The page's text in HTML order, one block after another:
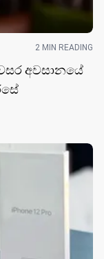
2 MIN READING
අවසානයේ